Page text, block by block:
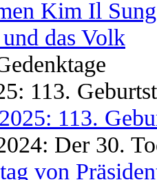
Kim Il Sung
das Volk
113.
113.
Der 30.
von